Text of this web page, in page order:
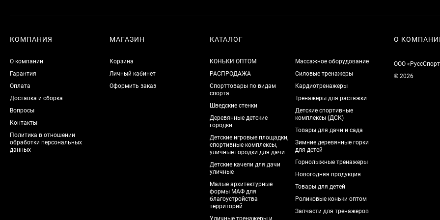
КОМПАНИЯ
О компании
Гарантия
Оплата
Доставка и сборка
Вопросы
Контакты
Политика в отношении
обработки персональных
данных
МАГАЗИН
Корзина
Личный кабинет
Оформить заказ
КАТАЛОГ
КОНЬКИ ОПТОМ
РАСПРОДАЖА
Спорттовары по видам
спорта
Шведские стенки
Деревянные детские
городки
Детские игровые площадки,
спортивные комплексы,
уличные городки для дачи
Детские качели для дачи
уличные
Малые архитектурные
формы МАФ для
благоустройства
территорий
Уличные тренажеры и
Массажное оборудование
Силовые тренажеры
Кардиотренажеры
Тренажеры для растяжки
Детские спортивные
комплексы (ДСК)
Товары для дачи и сада
Зимние деревянные горки
для детей
Горнолыжные тренажеры
Новогодняя продукция
Товары для детей
Роликовые коньки оптом
Запчасти для тренажеров
О
ООО
© 2026